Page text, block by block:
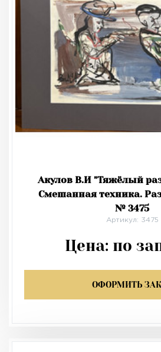
Акулов В.И "Тяжёлый
Смешанная техника.
№ 3475
Артикул: 3475
Цена: по
ОФОРМИТЬ